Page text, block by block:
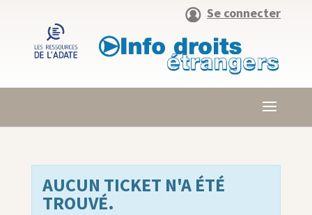
Se connecter
AUCUN TICKET N'A ÉTÉ
TROUVÉ.